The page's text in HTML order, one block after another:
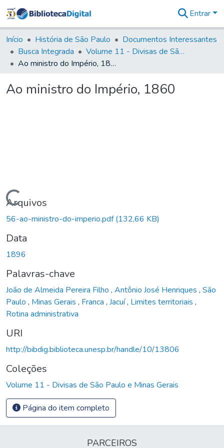
&
Coleções
Tudo na
Biblioteca
Estatísticas
Entrar
Início História de São Paulo
Documentos Interessantes
Busca Integrada
Volume 11 - Divisas de São Paulo e Minas Gerais
Ao ministro do Império, 1860
Ao ministro do Império, 1860
Carregando...
Arquivos
56-ao-ministro-do-imperio.pdf(132,66 KB)
Data
1896
Palavras-chave
João de Almeida Pereira Filho , Antônio José Henriques , São
Paulo , Minas Gerais , Franca , Jacuí, Limites territoriais ,
Rotina administrativa
URI
http://bibdig.biblioteca.unesp.br/handle/10/13806
Coleções
Volume 11 - Divisas de São Paulo e Minas Gerais
Página do item completo
PARCEIROS